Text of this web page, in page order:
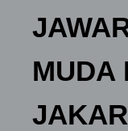
MUDA